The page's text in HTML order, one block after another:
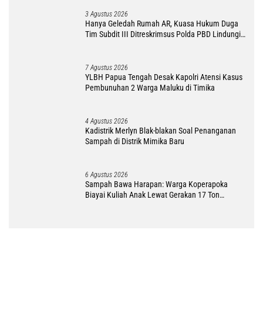
3 Agustus 2026
Hanya Geledah Rumah AR, Kuasa Hukum Duga
Tim Subdit III Ditreskrimsus Polda PBD Lindungi
7 Agustus 2026
YLBH Papua Tengah Desak Kapolri Atensi Kasus
Pembunuhan 2 Warga Maluku di Timika
4 Agustus 2026
Kadistrik Merlyn Blak-blakan Soal Penanganan
Sampah di Distrik Mimika Baru
6 Agustus 2026
Sampah Bawa Harapan: Warga Koperapoka
Biayai Kuliah Anak Lewat Gerakan 17 Ton